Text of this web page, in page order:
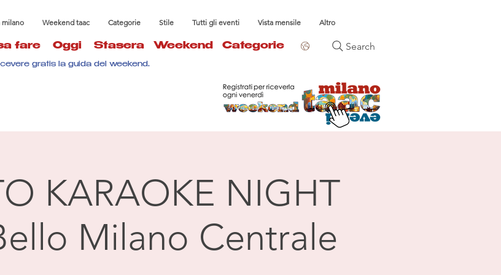
milano Weekend taac Categorie Stile Tutti gli eventi Vista mensile Altro
fare Oggi Stasera Weekend Categorie Search
gratis la guida del weekend.
KARAOKE NIGHT
Milano Centrale